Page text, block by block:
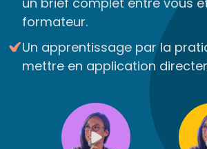
formateur.
Un apprentissage par la
mettre en application